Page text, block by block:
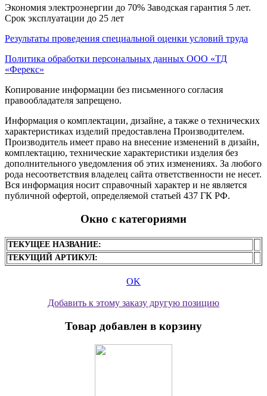
Экономия электроэнергии до 70% Заводская гарантия 5 лет.
Срок эксплуатации до 25 лет
Результаты проведения специальной оценки условий труда
Политика обработки персональных данных ООО «ТД
«Ферекс»
Копирование информации без письменного согласия
правообладателя запрещено.
Информация о комплектации, дизайне, а также о технических
характеристиках изделий предоставлена Производителем.
Производитель имеет право на внесение изменений в дизайн,
комплектацию, технические характеристики изделия без
дополнительного уведомления об этих изменениях. За любого
рода несоответствия владелец сайта ответственности не несет.
Вся информация носит справочный характер и не является
публичной офертой, определяемой статьей 437 ГК РФ.
Окно с категориями
ТЕКУЩЕЕ НАЗВАНИЕ:
ТЕКУЩИЙ АРТИКУЛ:
OK
Добавить к этому заказу другую позицию
Товар добавлен в корзину